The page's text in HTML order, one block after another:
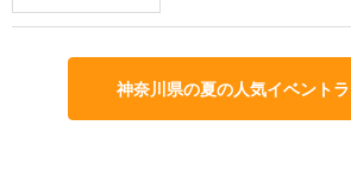
神奈川県の夏の人気イベント